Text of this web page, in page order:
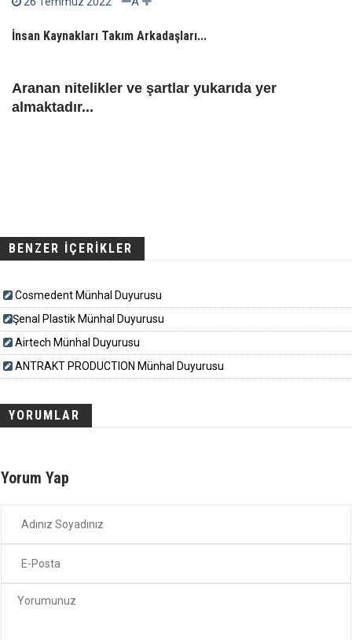
İnsan Kaynakları Takım Arkadaşları...
Aranan nitelikler ve şartlar yukarıda yer
almaktadır...
BENZER İÇERİKLER
Cosmedent Münhal Duyurusu
​​​Şenal Plastik Münhal Duyurusu
Airtech Münhal Duyurusu
ANTRAKT PRODUCTION Münhal Duyurusu
YORUMLAR
Yorum Yap